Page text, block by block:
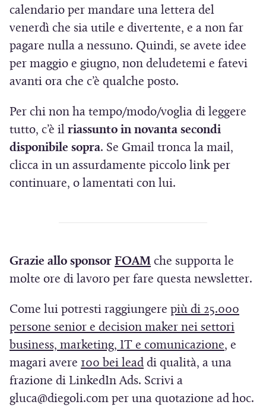
calendario per mandare una lettera del
venerdì che sia utile e divertente, e a non far
pagare nulla a nessuno. Quindi, se avete idee
per maggio e giugno, non deludetemi e fatevi
avanti ora che c’è qualche posto.
Per chi non ha tempo/modo/voglia di leggere
tutto, c’è il riassunto in novanta secondi
disponibile sopra. Se Gmail tronca la mail,
clicca in un assurdamente piccolo link per
continuare, o lamentati con lui.
Grazie allo sponsor FOAM
S
a
p
r
e
i
n
che supporta le
molte ore di lavoro per fare questa newsletter.
Come lui potresti raggiungere più di 25.000
persone senior e decision maker nei settori
business, marketing, IT e comunicazione(
S
a
, e
magari avere 100 bei lead(
S
i
di qualità, a una
frazione di LinkedIn Ads. Scrivi a
gluca@diegoli.com per una quotazione ad hoc.